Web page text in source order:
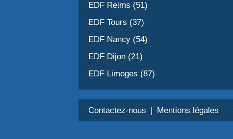
EDF Reims (51)
EDF Tours (37)
EDF Nancy (54)
EDF Dijon (21)
EDF Limoges (87)
Contactez-nous Mentions légales